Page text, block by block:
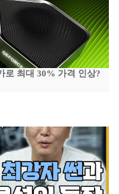
로 최대 30% 가격 인상?